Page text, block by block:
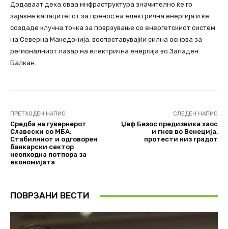
Додаваат дека оваа инфраструктура значително ќе го
зајакне капацитетот за пренос на електрична енергија и ќе
создаде клучна точка за поврзување со енергетскиот систем
на Северна Македонија, воспоставувајќи силна основа за
регионалниот пазар на електрична енергија во Западен
Балкан.
ПРЕТХОДЕН НАПИС
Средба на гувернерот
Славески со МБА:
Стабилниот и одговорен
банкарски сектор
неопходна потпора за
економијата
СЛЕДЕН НАПИС
Џеф Безос предизвика хаос
и гнев во Венеција,
протести низ градот
ПОВРЗАНИ ВЕСТИ